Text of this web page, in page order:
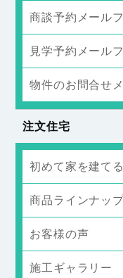
商談予約メール
見学予約メール
物件のお問合せ
注文住宅
初めて家を建て
商品ラインナッ
お客様の声
施工ギャラリー